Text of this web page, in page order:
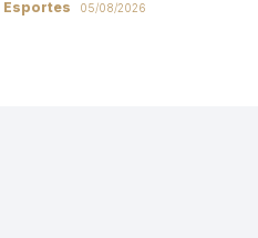
Esportes 05/08/2026